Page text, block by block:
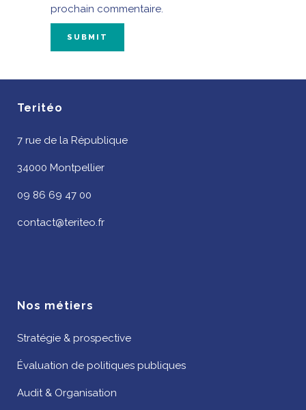
prochain commentaire.
Teritéo
7 rue de la République
34000 Montpellier
09 86 69 47 00
contact@teriteo.fr
Nos métiers
Stratégie & prospective
Évaluation de politiques publiques
Audit & Organisation